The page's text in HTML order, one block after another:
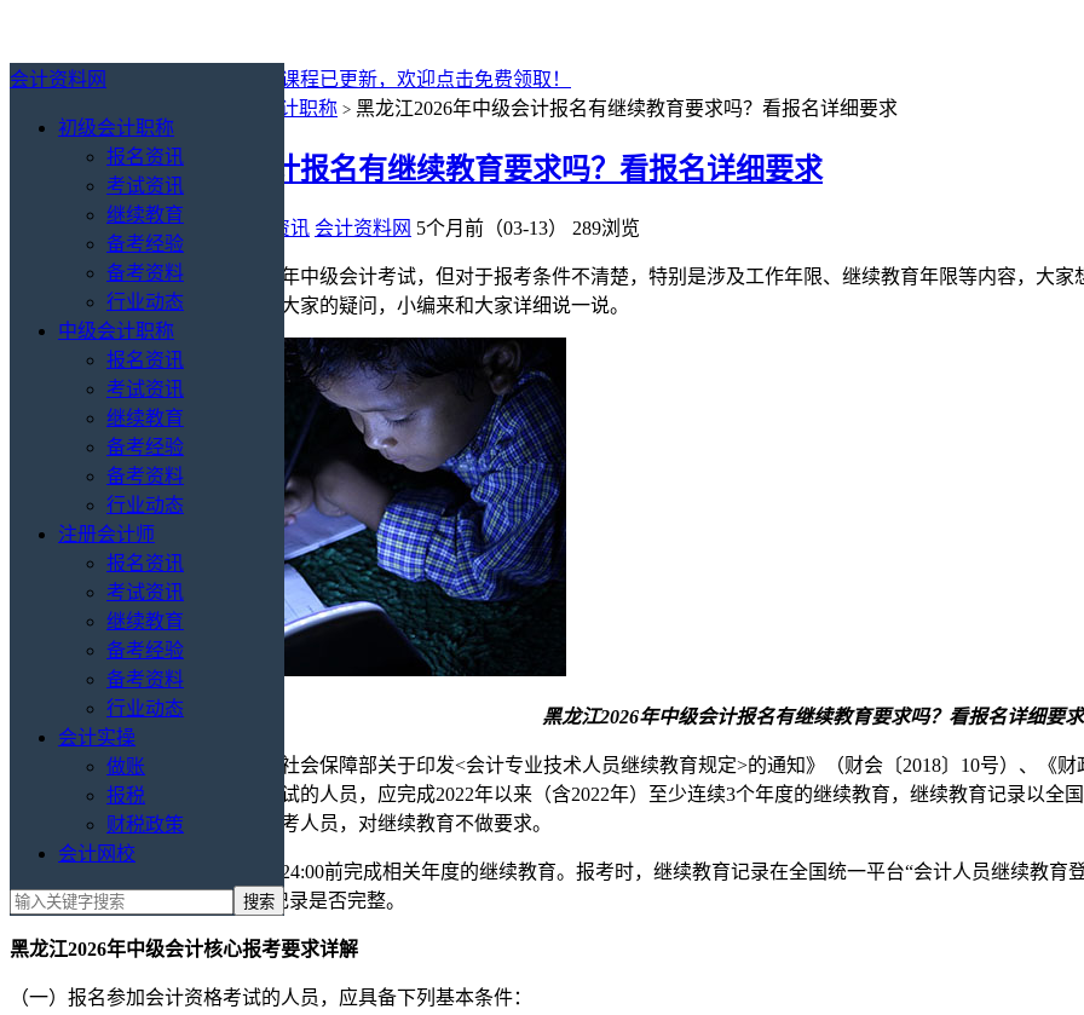
会计资料网
初级会计职称
报名资讯
考试资讯
继续教育
备考经验
备考资料
行业动态
中级会计职称
报名资讯
考试资讯
继续教育
备考经验
备考资料
行业动态
注册会计师
报名资讯
考试资讯
继续教育
备考经验
备考资料
行业动态
会计实操
做账
报税
财税政策
会计网校
最新消息：
2027年初级会计免费课程已更新，欢迎点击免费领取！
中级会计职称 > 黑龙江2026年中级会计报名有继续教育要求吗？看报名详细要求
黑龙江2026年中级会计报名有继续教育要求吗？看报名详细要求
中级会计职称/继续教育 报名资讯 会计资料网 5个月前（03-13） 289浏览
很多黑龙江小伙伴想要报考2026年中级会计考试，但对于报考条件不清楚，特别是涉及工作年限、继续教育年限等内容，大
几年的继续教育学习记录？关于大家的疑问，小编来和大家详细说一说。
黑龙江2026年中级会计报名有继续教育要求吗？看报名详细要求
需要，按照《财政部人力资源和社会保障部关于印发<会计专业技术人员继续教育规定>的通知》（财会〔2018〕10号）、《
号）规定，报考中级会计资格考试的人员，应完成2022年以来（含2022年）至少连续3个年度的继续教育，继续教育记录以
计、审计专业技术中级资格的报考人员，对继续教育不做要求。
中级报考人员应于2026年7月1日24:00前完成相关年度的继续教育。报考时，继续教育记录在全国统一平台“会计人员继续教
续教育登记”模块查看继续教育记录是否完整。
黑龙江2026年中级会计核心报考要求详解
（一）报名参加会计资格考试的人员，应具备下列基本条件：